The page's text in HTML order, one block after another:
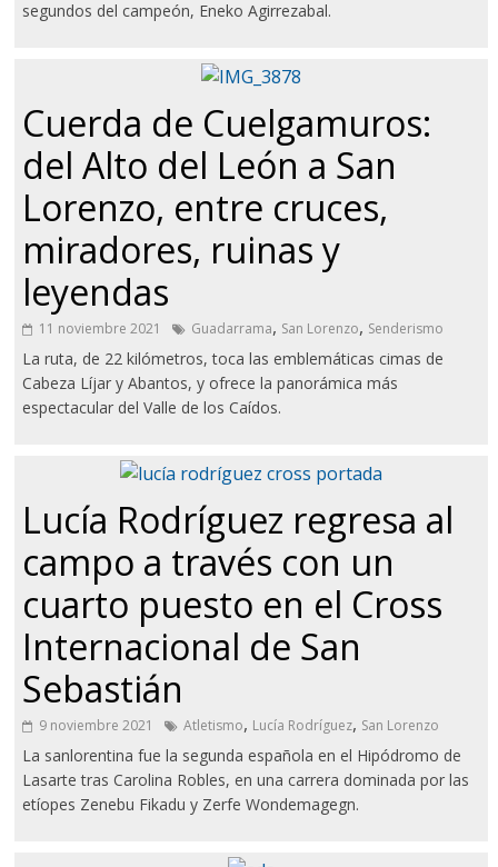
segundos del campeón, Eneko Agirrezabal.
Cuerda de Cuelgamuros:
del Alto del León a San
Lorenzo, entre cruces,
miradores, ruinas y
leyendas
11 noviembre 2021 Guadarrama, San Lorenzo, Senderismo
La ruta, de 22 kilómetros, toca las emblemáticas cimas de
Cabeza Líjar y Abantos, y ofrece la panorámica más
espectacular del Valle de los Caídos.
Lucía Rodríguez regresa al
campo a través con un
cuarto puesto en el Cross
Internacional de San
Sebastián
9 noviembre 2021 Atletismo, Lucía Rodríguez, San Lorenzo
La sanlorentina fue la segunda española en el Hipódromo de
Lasarte tras Carolina Robles, en una carrera dominada por las
etíopes Zenebu Fikadu y Zerfe Wondemagegn.